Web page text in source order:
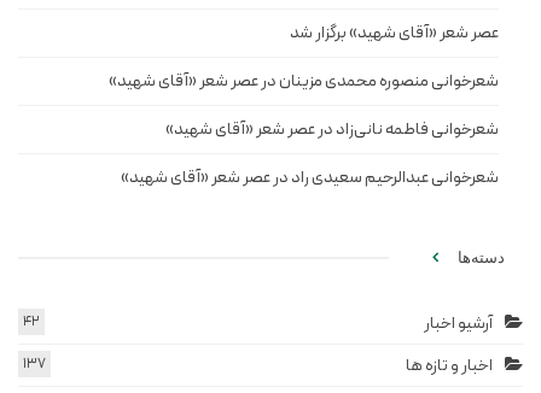
عصر شعر «آقای شهید» برگزار شد
شعرخوانی منصوره محمدی مزینان در عصر شعر «آقای شهید»
شعرخوانی فاطمه نانی‌زاد در عصر شعر «آقای شهید»
شعرخوانی عبدالرحیم سعیدی راد در عصر شعر «آقای شهید»
دسته‌ها
آرشیو اخبار 42
اخبار و تازه ها 137